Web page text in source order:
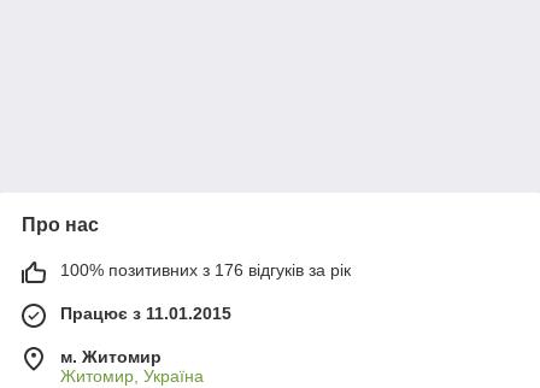
Про нас
100% позитивних з 176 відгуків за рік
Працює з 11.01.2015
м. Житомир
Житомир, Україна